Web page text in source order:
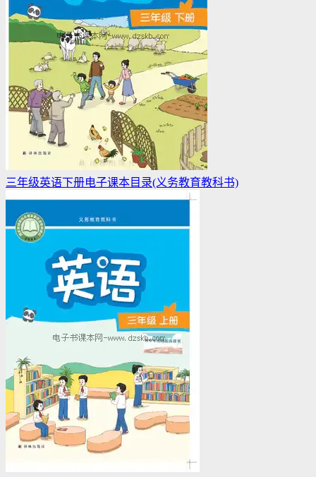
三年级英语下册电子课本目录(义务教育教科书)